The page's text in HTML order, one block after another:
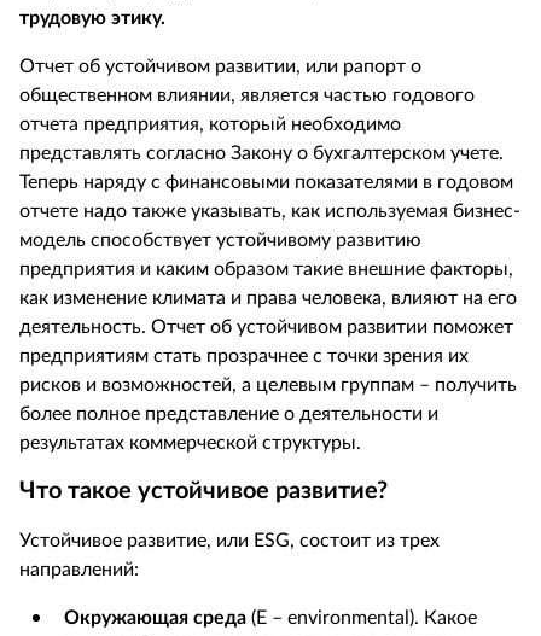
трудовую этику.
Отчет об устойчивом развитии, или рапорт о
общественном влиянии, является частью годового
отчета предприятия, который необходимо
представлять согласно Закону о бухгалтерском учете.
Теперь наряду с финансовыми показателями в годовом
отчете надо также указывать, как используемая бизнес-
модель способствует устойчивому развитию
предприятия и каким образом такие внешние факторы,
как изменение климата и права человека, влияют на его
деятельность. Отчет об устойчивом развитии поможет
предприятиям стать прозрачнее с точки зрения их
рисков и возможностей, а целевым группам – получить
более полное представление о деятельности и
результатах коммерческой структуры.
Что такое устойчивое развитие?
Устойчивое развитие, или ESG, состоит из трех
направлений:
Окружающая среда (E – environmental). Какое